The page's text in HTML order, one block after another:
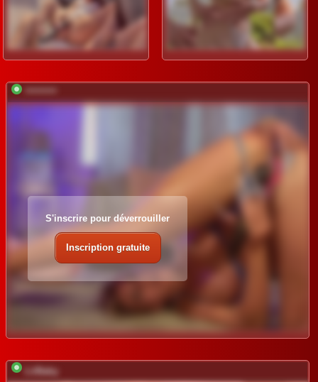
*********
S'inscrire pour déverrouiller
Inscription gratuite
LiiBaby